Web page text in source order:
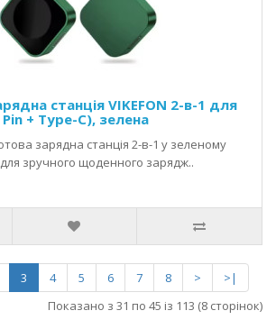
станція VIKEFON 2-в-1 для
+ Type-C), зелена
зарядна станція 2-в-1 у зеленому
зручного щоденного зарядж..
3 4 5 6 7 8 >
>|
Показано з 31 по 45 із 113 (8 сторінок)